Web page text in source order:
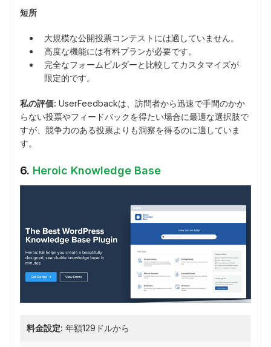
短所
大規模な公開投票コンテストには適していません。
高度な機能には有料プランが必要です。
完全なフォームビルダーと比較してカスタマイズが
限定的です。
私の評価: UserFeedbackは、訪問者から迅速で手間のかか
らない投票やフィードバックを得たい場合に最適な選択肢で
すが、競争力のある投票よりも洞察を得るのに適していま
す。
6. Heroic Knowledge Base
料金設定: 年額129ドルから